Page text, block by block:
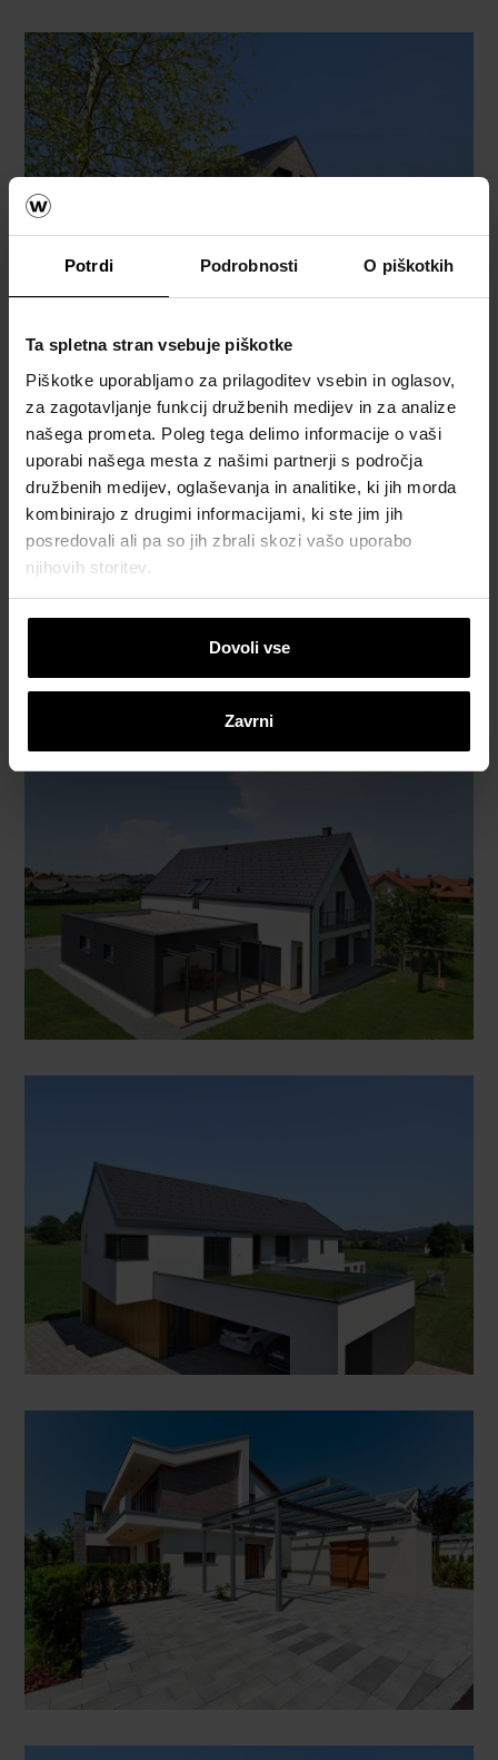
Potrdi Podrobnosti O piškotkih
Ta spletna stran vsebuje piškotke
Piškotke uporabljamo za prilagoditev vsebin in oglasov,
za zagotavljanje funkcij družbenih medijev in za analize
našega prometa. Poleg tega delimo informacije o vaši
uporabi našega mesta z našimi partnerji s področja
družbenih medijev, oglaševanja in analitike, ki jih morda
kombinirajo z drugimi informacijami, ki ste jim jih
posredovali ali pa so jih zbrali skozi vašo uporabo
njihovih storitev.
Dovoli vse
Zavrni